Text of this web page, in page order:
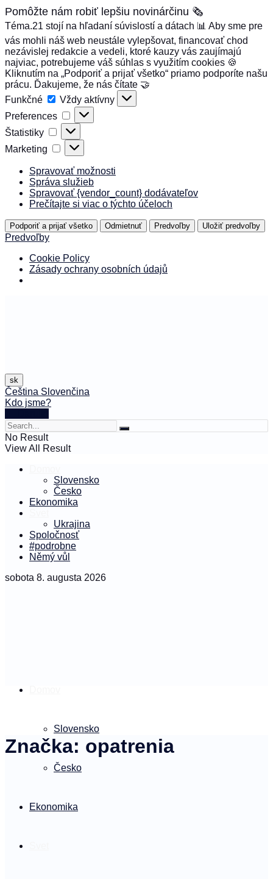
Pomôžte nám robiť lepšiu novinárčinu 🗞️
Téma.21 stojí na hľadaní súvislostí a dátach 📊 Aby sme pre
vás mohli náš web neustále vylepšovat, financovať chod
nezávislej redakcie a vedeli, ktoré kauzy vás zaujímajú
najviac, potrebujeme váš súhlas s využitím cookies 🍪
Kliknutím na „Podporiť a prijať všetko“ priamo podporíte našu
prácu. Ďakujeme, že nás čítate 🤝
Funkčné
Funkčné
Vždy aktívny
Preferences
Preferences
Štatistiky Štatistiky
Marketing Marketing
Spravovať možnosti
Správa služieb
Spravovať {vendor_count} dodávateľov
Prečítajte si viac o týchto účeloch
Podporiť a prijať všetko Odmietnuť Predvoľby Uložiť predvoľby
Predvoľby
Cookie Policy
Zásady ochrany osobních údajů
sk
Čeština Slovenčina
Kdo jsme?
No Result
View All Result
Slovensko
Česko
Ekonomika
Ukrajina
Spoločnosť
#podrobne
Němý vůl
sobota 8. augusta 2026
Slovensko
Česko
Ekonomika
Značka: opatrenia